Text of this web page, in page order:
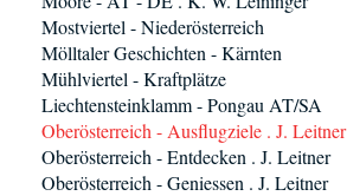
Mostviertel - Niederösterreich
Mölltaler Geschichten - Kärnten
Mühlviertel - Kraftplätze
Liechtensteinklamm - Pongau AT/SA
Oberösterreich - Ausflugziele . J. Leitner
Oberösterreich - Entdecken . J. Leitner
Oberösterreich - Geniessen . J. Leitner